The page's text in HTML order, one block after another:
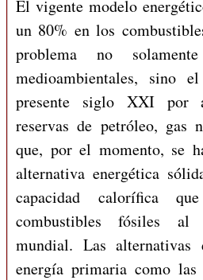
El vigente modelo
un 80% en los
problema no
medioambientales, sino
presente siglo XXI por
reservas de petróleo, gas
que, por el momento, se
alternativa energética
capacidad calorífica
combustibles fósiles al
mundial. Las alternativas
energía primaria como las